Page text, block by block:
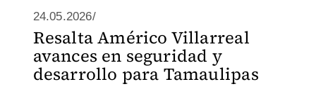
24.05.2026/
Resalta Américo Villarreal
avances en seguridad y
desarrollo para Tamaulipas